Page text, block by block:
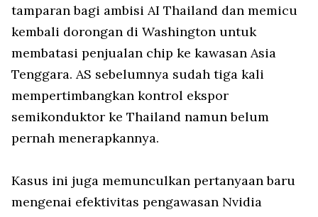
tamparan bagi ambisi AI Thailand dan memicu
kembali dorongan di Washington untuk
membatasi penjualan chip ke kawasan Asia
Tenggara. AS sebelumnya sudah tiga kali
mempertimbangkan kontrol ekspor
semikonduktor ke Thailand namun belum
pernah menerapkannya.
Kasus ini juga memunculkan pertanyaan baru
mengenai efektivitas pengawasan Nvidia